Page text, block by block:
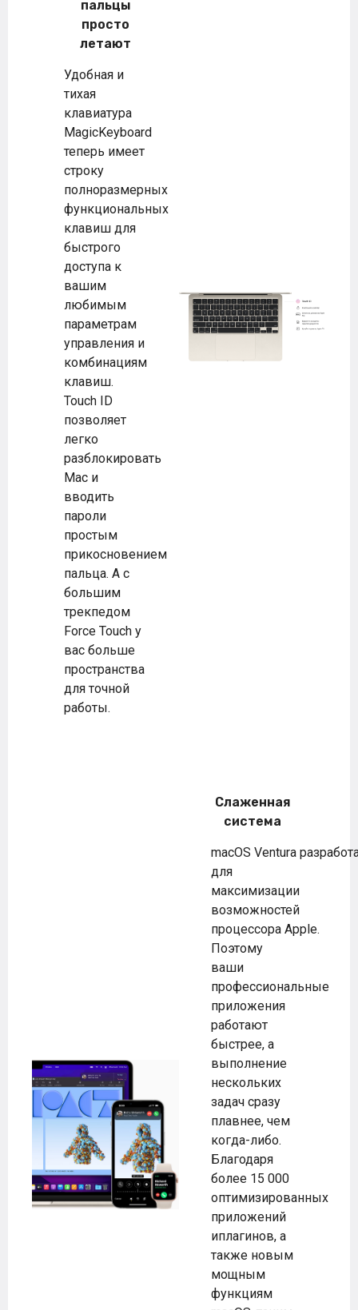
пальцы
просто
летают
Удобная и
тихая
клавиатура
MagicKeyboard
теперь имеет
строку
полноразмерных
функциональных
клавиш для
быстрого
доступа к
вашим
любимым
параметрам
управления и
комбинациям
клавиш.
Touch ID
позволяет
легко
разблокировать
Mac и
вводить
пароли
простым
прикосновением
пальца. А с
большим
трекпедом
Force Touch у
вас больше
пространства
для точной
работы.
Слаженная
система
macOS Ventura
для
максимизации
возможностей
процессора Apple.
Поэтому
ваши
профессиональные
приложения
работают
быстрее, а
выполнение
нескольких
задач сразу
плавнее, чем
когда-либо.
Благодаря
более 15 000
оптимизированных
приложений
иплагинов, а
также новым
мощным
функциям